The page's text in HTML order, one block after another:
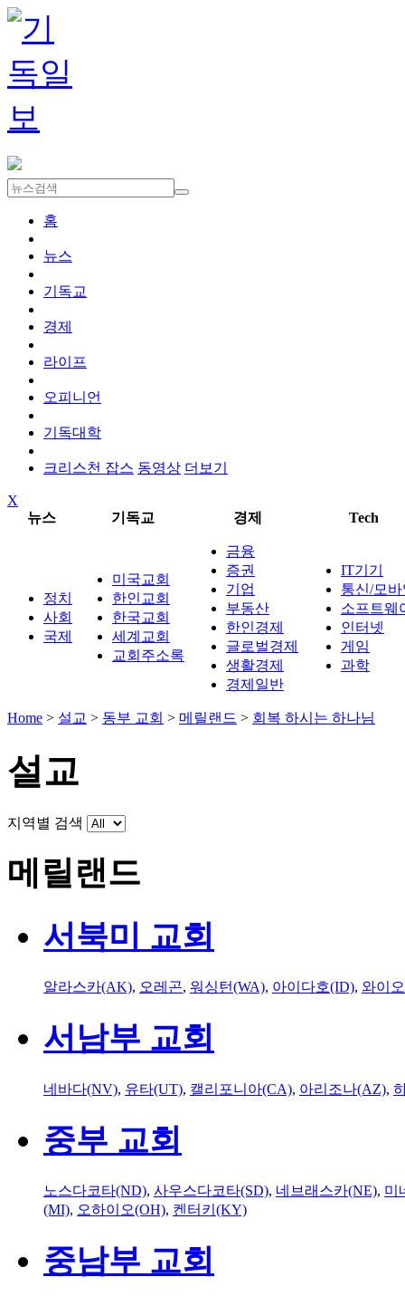
홈
뉴스
기독교
경제
라이프
오피니언
기독대학
크리스천 잡스 동영상 더보기
X
뉴스
기독교 경제 Tech
정치
사회
국제
미국교회
한인교회
한국교회
세계교회
교회주소록
금융
증권
기업
부동산
한인경제
글로벌경제
생활경제
경제일반
IT기기
통신/모
소프트웨
인터넷
게임
과학
Home > 설교 > 동부 교회 > 메릴랜드 > 회복 하시는 하나님
설교
지역별 검색
메릴랜드
서북미 교회
알라스카(AK), 오레곤, 워싱턴(WA), 아이다호(ID), 와이
서남부 교회
네바다(NV), 유타(UT), 캘리포니아(CA), 아리조나(AZ),
중부 교회
노스다코타(ND), 사우스다코타(SD), 네브래스카(NE), 미
(MI), 오하이오(OH), 켄터키(KY)
중남부 교회